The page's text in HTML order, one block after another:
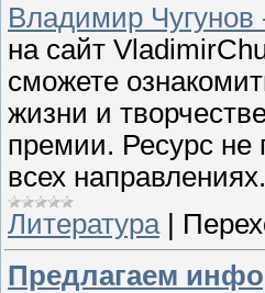
Владимир Чугунов
на сайт
сможете
жизни и
премии. Ресурс не
всех
Литература|
Предлагаем